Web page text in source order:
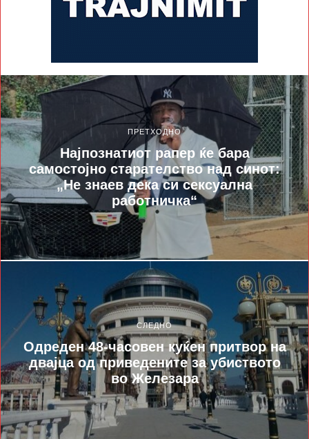
ПРЕТХОДНО
Најпознатиот рапер ќе бара
самостојно старателство над синот:
„Не знаев дека си сексуална
работничка“
СЛЕДНО
Одреден 48-часовен куќен притвор на
двајца од приведените за убиството
во Железара